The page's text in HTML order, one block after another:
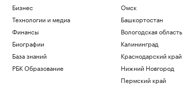
Бизнес
Технологии и медиа
Финансы
Биографии
База знаний
РБК Образование
Омск
Башкортостан
Вологодская область
Калининград
Краснодарский край
Нижний Новгород
Пермский край